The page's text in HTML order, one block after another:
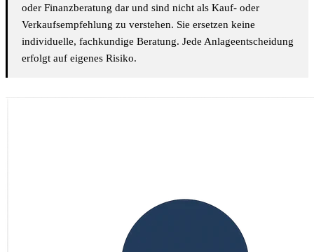
oder Finanzberatung dar und sind nicht als Kauf- oder
Verkaufsempfehlung zu verstehen. Sie ersetzen keine
individuelle, fachkundige Beratung. Jede Anlageentscheidung
erfolgt auf eigenes Risiko.